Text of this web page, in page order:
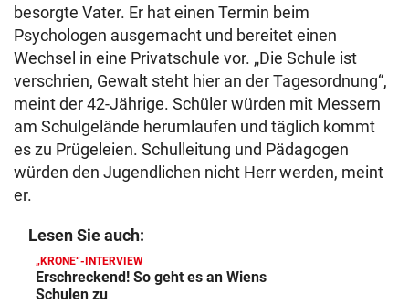
besorgte Vater. Er hat einen Termin beim
Psychologen ausgemacht und bereitet einen
Wechsel in eine Privatschule vor. „Die Schule ist
verschrien, Gewalt steht hier an der Tagesordnung“,
meint der 42-Jährige. Schüler würden mit Messern
am Schulgelände herumlaufen und täglich kommt
es zu Prügeleien. Schulleitung und Pädagogen
würden den Jugendlichen nicht Herr werden, meint
er.
Lesen Sie auch:
„KRONE“-INTERVIEW
Erschreckend! So geht es an Wiens
Schulen zu